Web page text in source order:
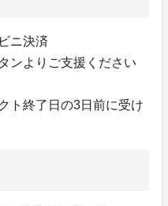
ニ決済
ンよりご支援ください
ト終了日の3日前に受け